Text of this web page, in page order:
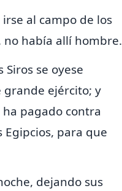
al campo de los
no había allí hombre.
Siros se oyese
grande ejército; y
pagado contra
Egipcios, para que
dejando sus